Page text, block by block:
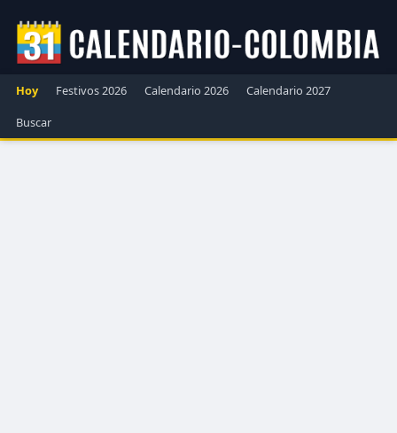
Hoy Festivos 2026 Calendario 2026
Calendario 2027
Buscar